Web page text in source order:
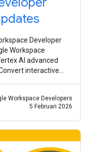
Developer
Workspace
AI advanced
interactive
Workspace Developers
5 Februari 2026